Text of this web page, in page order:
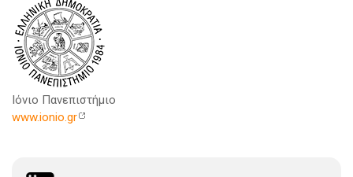
Ιόνιο Πανεπιστήμιο
www.ionio.gr